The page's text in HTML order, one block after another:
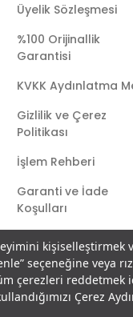
seçeneğine veya
çerezleri reddetmek
Çerez
Üyelik Sözleşmesi
%100 Orijinallik
Garantisi
KVKK Aydınlatma
Gizlilik ve Çerez
Politikası
İşlem Rehberi
Garanti ve İade
Koşulları